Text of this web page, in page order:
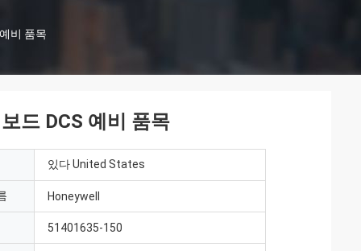
비 품목
드 DCS 예비 품목
있다 United States
Honeywell
51401635-150